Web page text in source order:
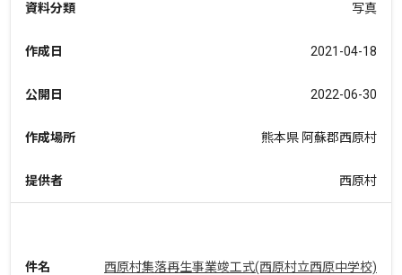
資料分類 写真
作成日 2021-04-18
公開日 2022-06-30
作成場所 熊本県 阿蘇郡西原村
提供者 西原村
件名 西原村集落再生事業竣工式(西原村立西原中学校)